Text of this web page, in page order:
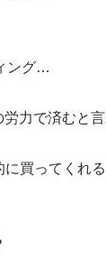
ング…
力で済むと言
買ってくれる